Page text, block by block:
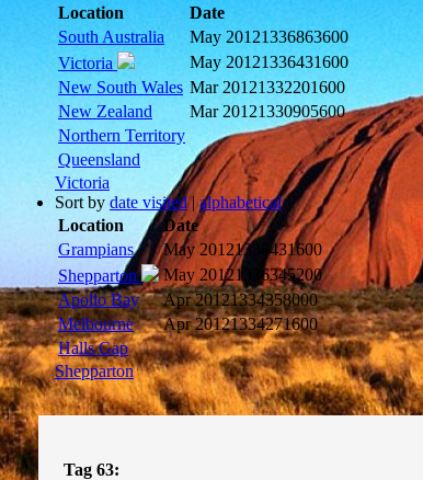
Location
Date
South Australia
May 20121336863600
Victoria
May 20121336431600
New South Wales Mar 20121332201600
New Zealand
Mar 20121330905600
Northern Territory
Queensland
Victoria
Sort by date visited | alphabetical
Location
Date
Grampians
May 20121336431600
Shepparton
May 20121336345200
Apollo Bay
Apr 20121334358000
Melbourne
Apr 20121334271600
Halls Gap
Shepparton
Tag 63: